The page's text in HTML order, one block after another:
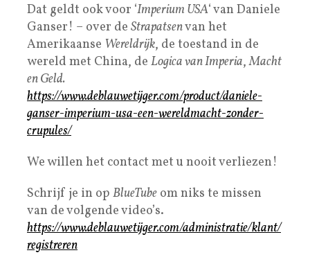
Dat geldt ook voor ‘Imperium USA‘ van Daniele
Ganser! – over de Strapatsenvan het
Amerikaanse Wereldrijk, de toestand in de
wereld met China, de Logica van Imperia,Macht
en Geld.
https://www.deblauwetijger.com/product/daniele-
ganser-imperium-usa-een-wereldmacht-zonder-
crupules/
We willen het contact met u nooit verliezen!
Schrijf je in op BlueTube om niks te missen
van de volgende video’s.
https://www.deblauwetijger.com/administratie/klant/
registreren